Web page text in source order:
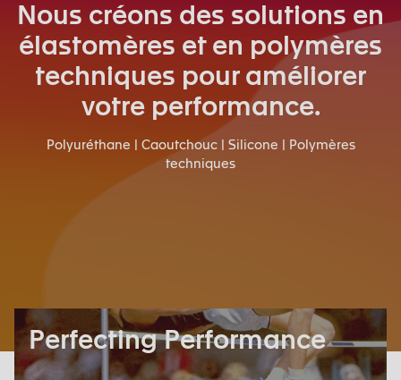
Nous créons des solutions en
élastomères et en polymères
techniques pour améliorer
votre performance.
Polyuréthane | Caoutchouc | Silicone | Polymères
techniques
Perfecting Performance